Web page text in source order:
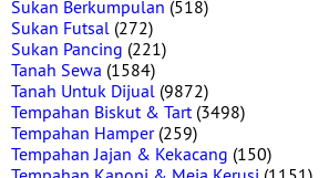
Sukan Berkumpulan (518)
Sukan Futsal (272)
Sukan Pancing (221)
Tanah Sewa (1584)
Tanah Untuk Dijual (9872)
Tempahan Biskut & Tart(3498)
Tempahan Hamper(259)
Tempahan Jajan & Kekacang (150)